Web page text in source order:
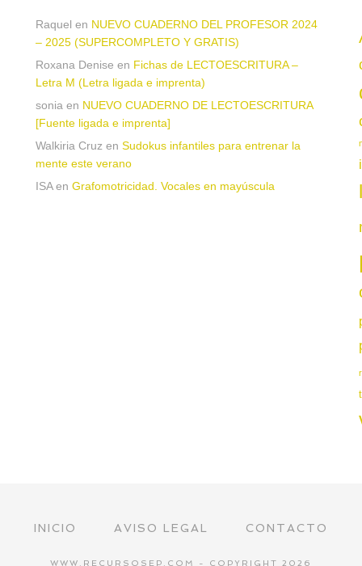
Raquel en NUEVO CUADERNO DEL PROFESOR 2024
– 2025 (SUPERCOMPLETO Y GRATIS)
Roxana Denise en Fichas de LECTOESCRITURA –
Letra M (Letra ligada e imprenta)
sonia en NUEVO CUADERNO DE LECTOESCRITURA
[Fuente ligada e imprenta]
Walkiria Cruz en Sudokus infantiles para entrenar la
mente este verano
ISAen Grafomotricidad. Vocales en mayúscula
INICIO AVISO LEGAL CONTACTO
WWW.RECURSOSEP.COM - COPYRIGHT 2026